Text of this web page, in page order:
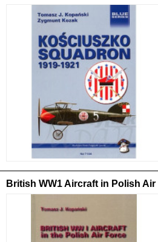
British WW1 Aircraft in Polish Air